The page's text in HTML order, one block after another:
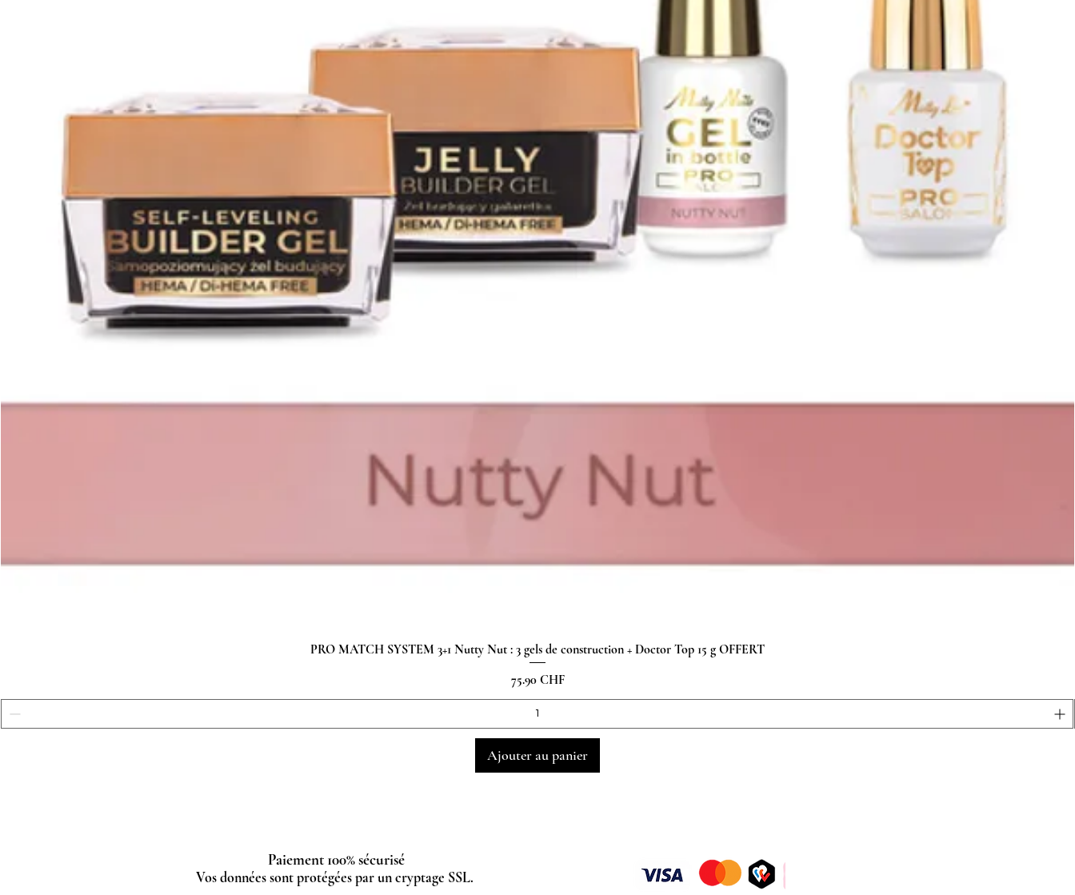
Aperçu rapide
PRO MATCH SYSTEM 3+1 Nutty Nut : 3 gels de construction + Doctor Top 15 g OFFERT
Prix
75.90 CHF
Ajouter au panier
Paiement 100% sécurisé
Vos données sont protégées par un cryptage SSL.